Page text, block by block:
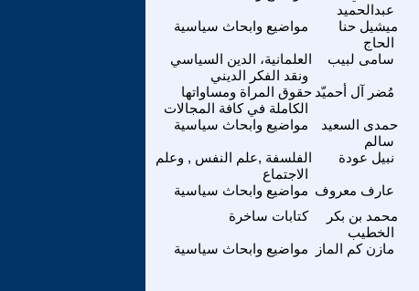
عبدالحميد
مواضيع وابحاث سياسية
ميشيل حنا
الحاج
العلمانية، الدين السياسي
ونقد الفكر الديني
سامى لبيب
حقوق المراة ومساواتها
الكاملة في كافة المجالات
مُضر آل أحميّد
مواضيع وابحاث سياسية
حمدى السعيد
سالم
الفلسفة ,علم النفس , وعلم
الاجتماع
نبيل عودة
مواضيع وابحاث سياسية عارف معروف
كتابات ساخرة
محمد بن بكر
الخطيب
مواضيع وابحاث سياسية مازن كم الماز